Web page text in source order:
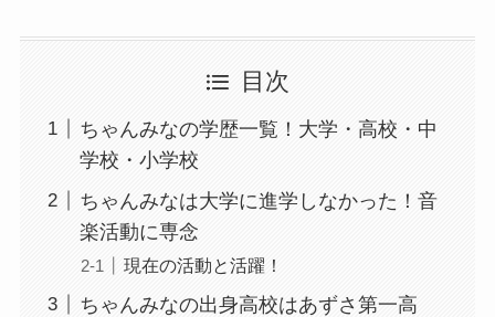
目次
ちゃんみなの学歴一覧！大学・高校・中
学校・小学校
ちゃんみなは大学に進学しなかった！音
楽活動に専念
現在の活動と活躍！
ちゃんみなの出身高校はあずさ第一高